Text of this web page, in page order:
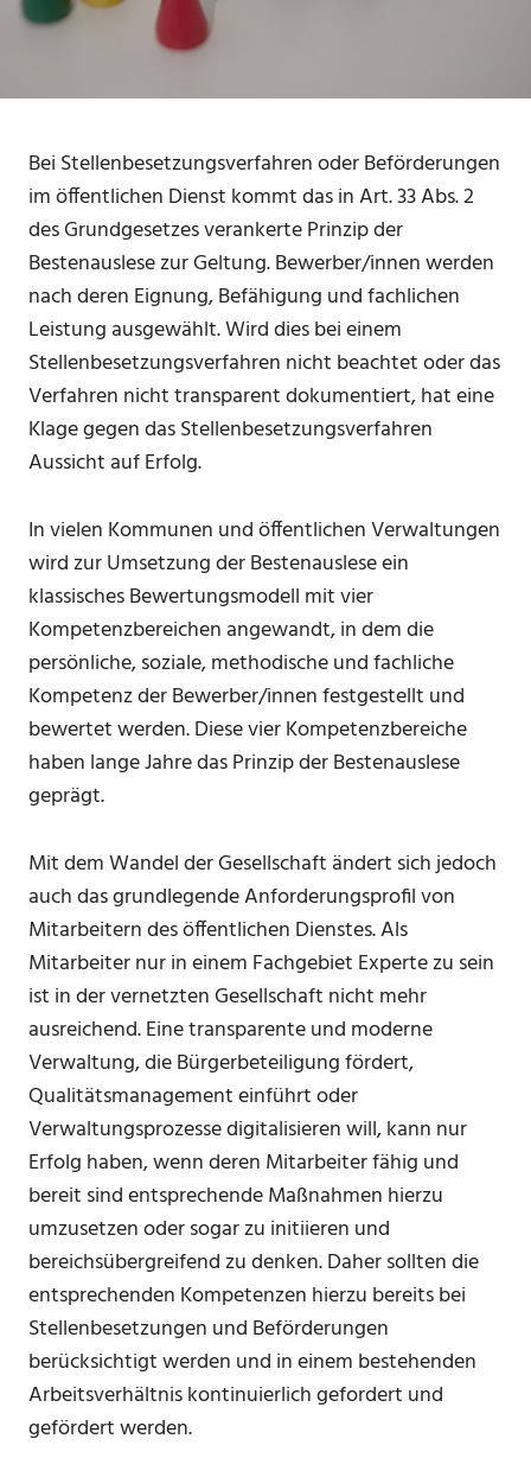
Bei Stellenbesetzungsverfahren oder Beförderungen
im öffentlichen Dienst kommt das in Art. 33 Abs. 2
des Grundgesetzes verankerte Prinzip der
Bestenauslese zur Geltung. Bewerber/innen werden
nach deren Eignung, Befähigung und fachlichen
Leistung ausgewählt. Wird dies bei einem
Stellenbesetzungsverfahren nicht beachtet oder das
Verfahren nicht transparent dokumentiert, hat eine
Klage gegen das Stellenbesetzungsverfahren
Aussicht auf Erfolg.
In vielen Kommunen und öffentlichen Verwaltungen
wird zur Umsetzung der Bestenauslese ein
klassisches Bewertungsmodell mit vier
Kompetenzbereichen angewandt, in dem die
persönliche, soziale, methodische und fachliche
Kompetenz der Bewerber/innen festgestellt und
bewertet werden. Diese vier Kompetenzbereiche
haben lange Jahre das Prinzip der Bestenauslese
geprägt.
Mit dem Wandel der Gesellschaft ändert sich jedoch
auch das grundlegende Anforderungsprofil von
Mitarbeitern des öffentlichen Dienstes. Als
Mitarbeiter nur in einem Fachgebiet Experte zu sein
ist in der vernetzten Gesellschaft nicht mehr
ausreichend. Eine transparente und moderne
Verwaltung, die Bürgerbeteiligung fördert,
Qualitätsmanagement einführt oder
Verwaltungsprozesse digitalisieren will, kann nur
Erfolg haben, wenn deren Mitarbeiter fähig und
bereit sind entsprechende Maßnahmen hierzu
umzusetzen oder sogar zu initiieren und
bereichsübergreifend zu denken. Daher sollten die
entsprechenden Kompetenzen hierzu bereits bei
Stellenbesetzungen und Beförderungen
berücksichtigt werden und in einem bestehenden
Arbeitsverhältnis kontinuierlich gefordert und
gefördert werden.